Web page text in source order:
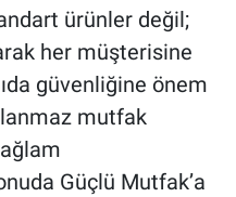
ürünler değil;
her müşterisine
güvenliğine önem
mutfak
Güçlü Mutfak’a